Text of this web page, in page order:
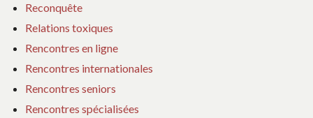
Reconquête
Relations toxiques
Rencontres en ligne
Rencontres internationales
Rencontres seniors
Rencontres spécialisées